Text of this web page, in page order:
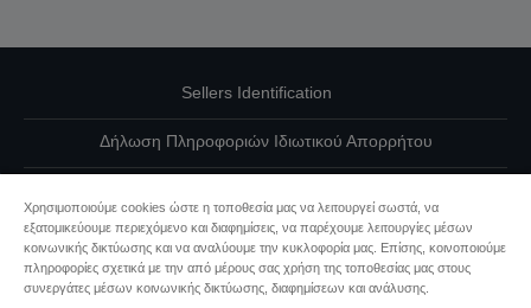
Sellers Identification
Δήλωση Πληροφοριών Ιδιωτικού Απορρήτου
Επικοινωνήστε μαζί μας για τα δεδομένα σας
Πληροφορίες σχετικά με τα cookie
Χρησιμοποιούμε cookies ώστε η τοποθεσία μας να λειτουργεί σωστά, να
εξατομικεύουμε περιεχόμενο και διαφημίσεις, να παρέχουμε λειτουργίες μέσων
κοινωνικής δικτύωσης και να αναλύουμε την κυκλοφορία μας. Επίσης, κοινοποιούμε
πληροφορίες σχετικά με την από μέρους σας χρήση της τοποθεσίας μας στους
συνεργάτες μέσων κοινωνικής δικτύωσης, διαφημίσεων και ανάλυσης.